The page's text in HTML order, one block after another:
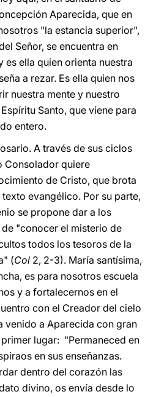
Aparecida, que en
"la estancia superior",
Señor, se encuentra en
es ella quien orienta nuestra
a rezar. Es ella quien nos
nuestra mente y nuestro
Santo, que viene para
entero.
A través de sus ciclos
Consolador quiere
de Cristo, que brota
evangélico. Por su parte,
se propone dar a los
"conocer el misterio de
todos los tesoros de la
(Col 2, 2-3). María santísima,
es para nosotros escuela
y a fortalecernos en el
con el Creador del cielo
venido a Aparecida con gran
lugar: "Permaneced en
en sus enseñanzas.
dentro del corazón las
divino, os envía desde lo